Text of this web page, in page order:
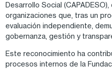
Desarrollo Social
organizaciones que, tras un
evaluación independiente,
gobernanza, gestión y
Este reconocimiento ha
procesos internos de la